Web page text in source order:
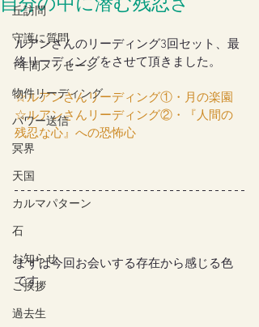
丘訪問
守護に質問
1年間メッセージ
物件リーディング
パワー送信
冥界
天国
カルマパターン
石
お知らせ
ご挨拶
過去生
自分の中に潜む残忍さ
ルアンさんのリーディング3回セット、最
終リーディングをさせて頂きました。
☆ルアンさんリーディング①・月の楽園
☆ルアンさんリーディング②・『人間の
残忍な心』への恐怖心
まずは今回お会いする存在から感じる色
です。